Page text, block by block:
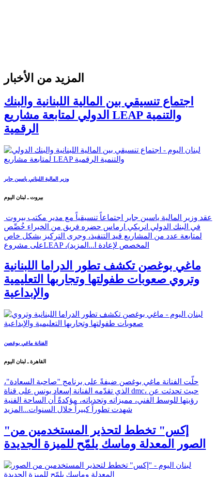
المزيد من الأخبار
اجتماع تنسيقي بين المالية اللبنانية والبنك
الدولي لمتابعة مشاريع LEAP والتنمية
الرقمية
وزير المالية اللبناني ياسين جابر
بيروت ـ لبنان اليوم
في البنك الدولي انريكي ارماس حضره فريق من الخبراء خُصِّص
لمتابعة عدد من المشاريع قيد التنفيذ، وجرى التركيز بشكل خاص
على مشروعLEAP ،(المخصص لإعادة ا... المزيد
ماغي بوغصن تكشف تطور الدراما اللبنانية
وتروي صعوبات طفولتها وتجاربها التعليمية
والإبداعية
الفنانة ماغي بوغصن
القاهرة ـ لبنان اليوم
حلّت الفنانة ماغي بوغصن ضيفةً على برنامج "صاحبة السعادة"،
الذي تقدّمه الفنانة إسعاد يونس على قناة dmc، حيث تحدثت عن
رؤيتها للوسط الفني، مميزاته وتحدياته، مؤكدةً أن الساحة الفنية
شهدت تطوراً كبيراً خلال السنوات... المزيد
"إكس" تخطط لتحذير المستخدمين من
الصور المعدلة وماسك يلمّح للميزة الجديدة